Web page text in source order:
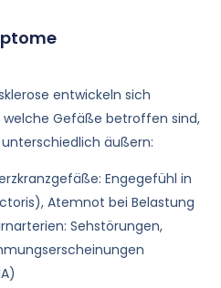
entwickeln sich
Gefäße betroffen sind,
äußern:
Engegefühl in
Atemnot bei Belastung
Sehstörungen,